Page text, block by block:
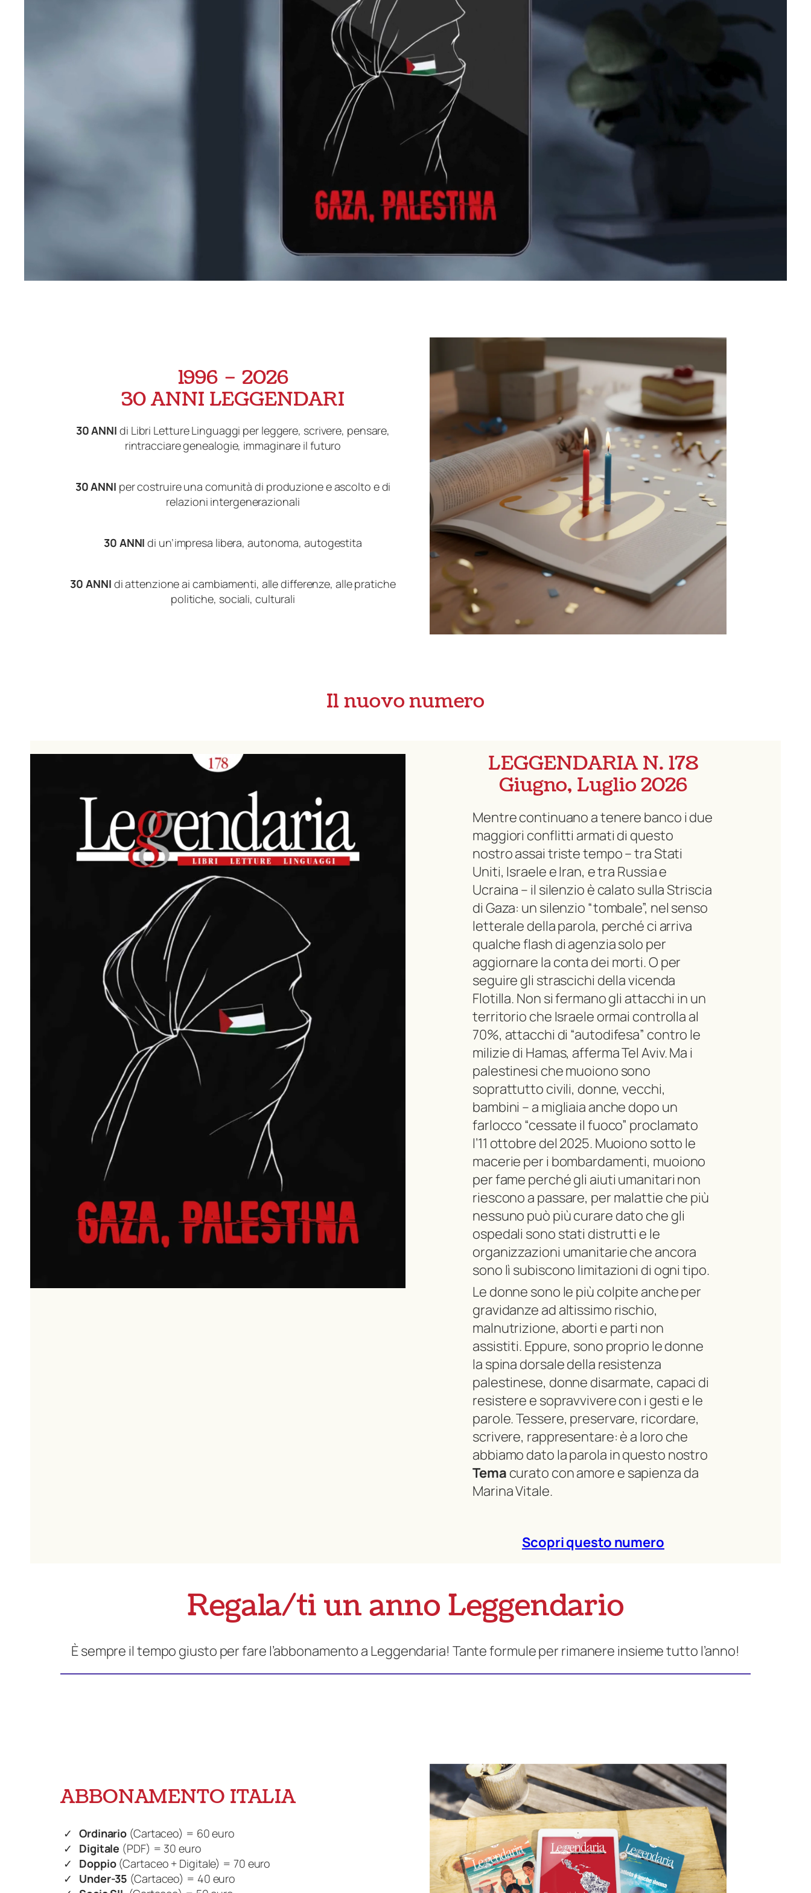
1996 – 2026
30 ANNI LEGGENDARI
30 ANNI di Libri Letture Linguaggi per leggere, scrivere, pensare,
rintracciare genealogie, immaginare il futuro
30 ANNI per costruire una comunità di produzione e ascolto e di
relazioni intergenerazionali
30 ANNI di un’impresa libera, autonoma, autogestita
30 ANNI di attenzione ai cambiamenti, alle differenze, alle pratiche
politiche, sociali, culturali
Il nuovo numero
LEGGENDARIA N. 178
Giugno, Luglio 2026
Mentre continuano a tenere banco i due
maggiori conflitti armati di questo
nostro assai triste tempo – tra Stati
Uniti, Israele e Iran, e tra Russia e
Ucraina – il silenzio è calato sulla Striscia
di Gaza: un silenzio “tombale”, nel senso
letterale della parola, perché ci arriva
qualche flash di agenzia solo per
aggiornare la conta dei morti. O per
seguire gli strascichi della vicenda
Flotilla. Non si fermano gli attacchi in un
territorio che Israele ormai controlla al
70%, attacchi di “autodifesa” contro le
milizie di Hamas, afferma Tel Aviv. Ma i
palestinesi che muoiono sono
soprattutto civili, donne, vecchi,
bambini – a migliaia anche dopo un
farlocco “cessate il fuoco” proclamato
l’11 ottobre del 2025. Muoiono sotto le
macerie per i bombardamenti, muoiono
per fame perché gli aiuti umanitari non
riescono a passare, per malattie che più
nessuno può più curare dato che gli
ospedali sono stati distrutti e le
organizzazioni umanitarie che ancora
sono lì subiscono limitazioni di ogni tipo.
Le donne sono le più colpite anche per
gravidanze ad altissimo rischio,
malnutrizione, aborti e parti non
assistiti. Eppure, sono proprio le donne
la spina dorsale della resistenza
palestinese, donne disarmate, capaci di
resistere e sopravvivere con i gesti e le
parole. Tessere, preservare, ricordare,
scrivere, rappresentare: è a loro che
abbiamo dato la parola in questo nostro
Tema curato con amore e sapienza da
Marina Vitale.
Scopri questo numero
Regala/ti un anno Leggendario
È sempre il tempo giusto per fare l’abbonamento a Leggendaria! Tante formule per rimanere insieme tutto l’anno!
ABBONAMENTO ITALIA
Ordinario (Cartaceo) = 60 euro
Digitale (PDF) = 30 euro
Doppio(Cartaceo + Digitale) = 70 euro
Under-35 (Cartaceo) = 40 euro